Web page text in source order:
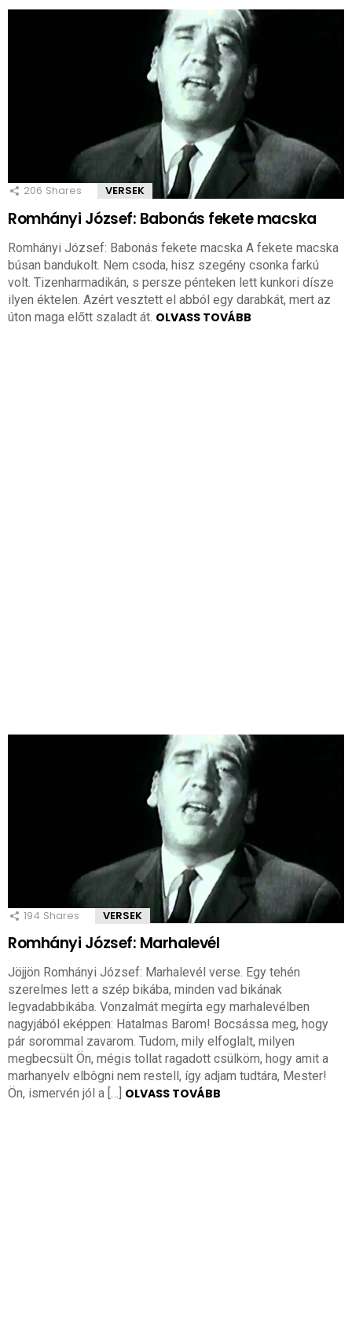
206 Shares VERSEK
Romhányi József: Babonás fekete macska
Romhányi József: Babonás fekete macska A fekete macska
búsan bandukolt. Nem csoda, hisz szegény csonka farkú
volt. Tizenharmadikán, s persze pénteken lett kunkori dísze
ilyen éktelen. Azért vesztett el abból egy darabkát, mert az
úton maga előtt szaladt át. OLVASS TOVÁBB
194 Shares VERSEK
Romhányi József: Marhalevél
Jöjjön Romhányi József: Marhalevél verse. Egy tehén
szerelmes lett a szép bikába, minden vad bikának
legvadabbikába. Vonzalmát megírta egy marhalevélben
nagyjából eképpen: Hatalmas Barom! Bocsássa meg, hogy
pár sorommal zavarom. Tudom, mily elfoglalt, milyen
megbecsült Ön, mégis tollat ragadott csülköm, hogy amit a
marhanyelv elbôgni nem restell, így adjam tudtára, Mester!
Ön, ismervén jól a […] OLVASS TOVÁBB